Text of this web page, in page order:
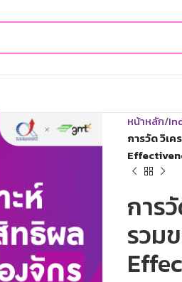
หน้าหลัก
การวัด วิเ
การ
รวม